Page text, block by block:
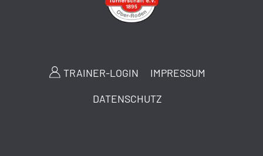
TRAINER-LOGIN
IMPRESSUM
DATENSCHUTZ